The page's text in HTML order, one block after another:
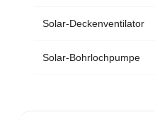
Solar-Deckenventilator
Solar-Bohrlochpumpe